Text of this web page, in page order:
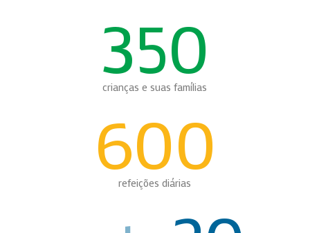
350
crianças e suas famílias
600
refeições diárias